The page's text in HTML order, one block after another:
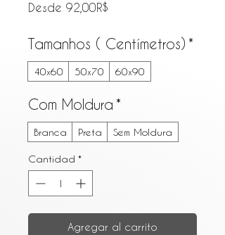
Desde 92,00R$
Tamanhos ( Centímetros) *
40x60 50x70 60x90
Com Moldura *
Branca Preta Sem Moldura
Cantidad *
Agregar al carrito